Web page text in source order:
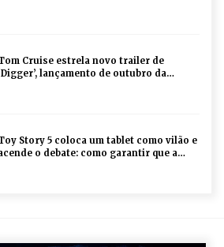
Cruise estrela novo trailer de
lançamento de outubro da
Story 5 coloca um tablet como vilão e
o debate: como garantir que a